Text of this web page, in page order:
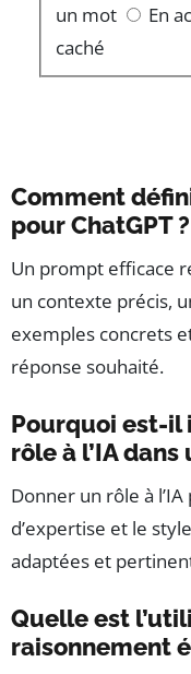
un mot
En
caché
Comment
pour ChatGPT ?
Un prompt efficace
un contexte précis,
exemples concrets
réponse souhaité.
Pourquoi est-il
rôle à l’IA
Donner un rôle à
d’expertise et le
adaptées et
Quelle est
raisonnement